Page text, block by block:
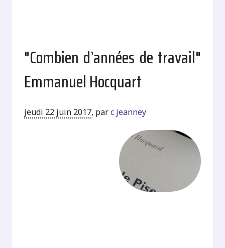
"Combien d’années de travail"
Emmanuel Hocquart
jeudi 22 juin 2017, parc jeanney